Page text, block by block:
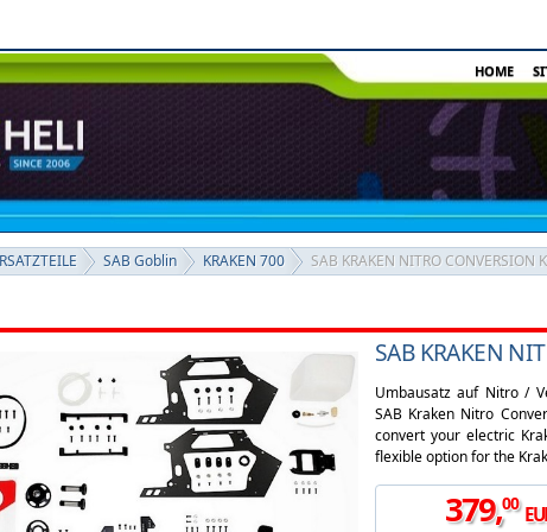
HOME
SAB Goblin KRAKEN 700
SAB KRAKEN NITRO CONVERSION
SAB KRAKEN
Umbausatz auf Nitro /
SAB Kraken Nitro
convert your electric
flexible option for the
379,00